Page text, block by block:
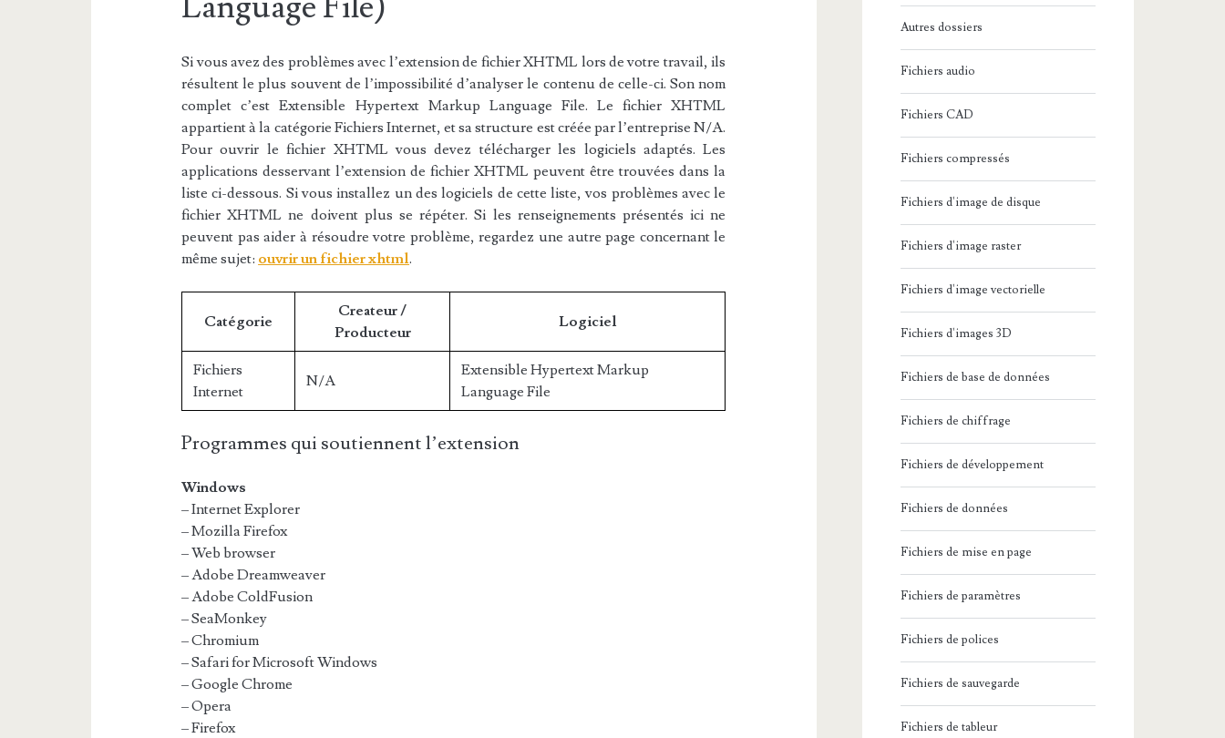
Si vous avez des problèmes avec l’extension de fichier XHTML lors de votre travail, ils
résultent le plus souvent de l’impossibilité d’analyser le contenu de celle-ci. Son nom
complet c’est Extensible Hypertext Markup Language File. Le fichier XHTML
appartient à la catégorie Fichiers Internet, et sa structure est créée par l’entreprise N/A.
Pour ouvrir le fichier XHTML vous devez télécharger les logiciels adaptés. Les
applications desservant l’extension de fichier XHTML peuvent être trouvées dans la
liste ci-dessous. Si vous installez un des logiciels de cette liste, vos problèmes avec le
fichier XHTML ne doivent plus se répéter. Si les renseignements présentés ici ne
peuvent pas aider à résoudre votre problème, regardez une autre page concernant le
même sujet: ouvrir un fichier xhtml.
Catégorie
Createur /
Producteur
Logiciel
Fichiers
Internet
N/A
Extensible Hypertext Markup
Language File
Programmes qui soutiennent l’extension
Windows
– Internet Explorer
– Mozilla Firefox
– Web browser
– Adobe Dreamweaver
– Adobe ColdFusion
– SeaMonkey
– Chromium
– Safari for Microsoft Windows
– Google Chrome
– Opera
– Firefox
Autres dossiers
Fichiers audio
Fichiers CAD
Fichiers compressés
Fichiers d'image de disque
Fichiers d'image raster
Fichiers d'image vectorielle
Fichiers d'images 3D
Fichiers de base de données
Fichiers de chiffrage
Fichiers de développement
Fichiers de données
Fichiers de mise en page
Fichiers de paramètres
Fichiers de polices
Fichiers de sauvegarde
Fichiers de tableur